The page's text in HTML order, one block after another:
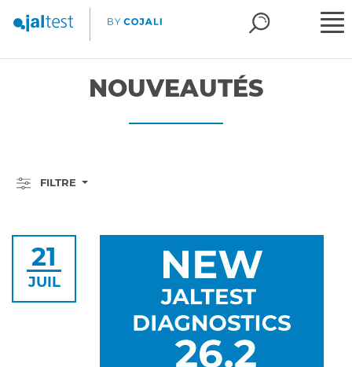
NOUVEAUTÉS
FILTRE
21
JUIL